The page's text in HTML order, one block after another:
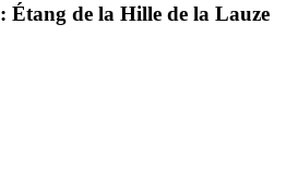
de la Hille de la Lauze